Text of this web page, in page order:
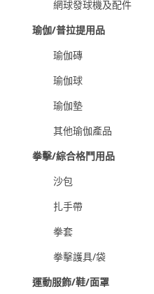
網球發球機及配件
瑜伽/普拉提用品
瑜伽磚
瑜伽球
瑜伽墊
其他瑜伽產品
拳擊/綜合格鬥用品
沙包
扎手帶
拳套
拳擊護具/袋
運動服飾/鞋/面罩